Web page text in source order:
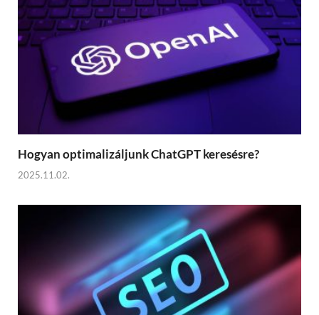
Hogyan optimalizáljunk ChatGPT keresésre?
2025.11.02.